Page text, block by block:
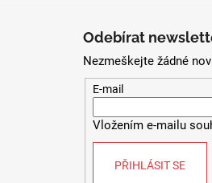
Odebírat
Nezmeškejte žádné
E-mail
Vložením e-mailu
PŘIHLÁSIT SE